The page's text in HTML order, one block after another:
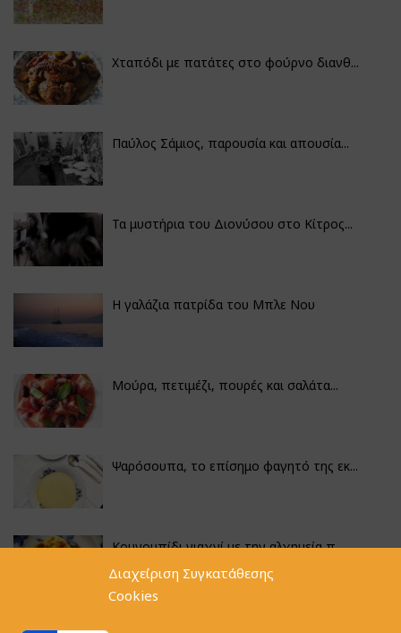
Διαχείριση Συγκατάθεσης
Cookies
Χταπόδι με πατάτες στο φούρνο διανθ...
Παύλος Σάμιος, παρουσία και απουσία...
Τα μυστήρια του Διονύσου στο Κίτρος...
Η γαλάζια πατρίδα του Μπλε Νου
Μούρα, πετιμέζι, πουρές και σαλάτα...
Ψαρόσουπα, το επίσημο φαγητό της εκ...
Κουνουπίδι γιαχνί με την αλχημεία π...